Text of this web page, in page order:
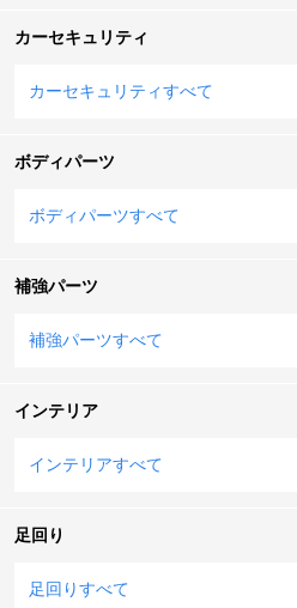
カーセキュリティ
カーセキュリティすべて
ボディパーツ
ボディパーツすべて
補強パーツ
補強パーツすべて
インテリア
インテリアすべて
足回り
足回りすべて